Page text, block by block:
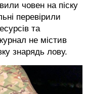
човен на піску
перевірили
та
не містив
знарядь лову.